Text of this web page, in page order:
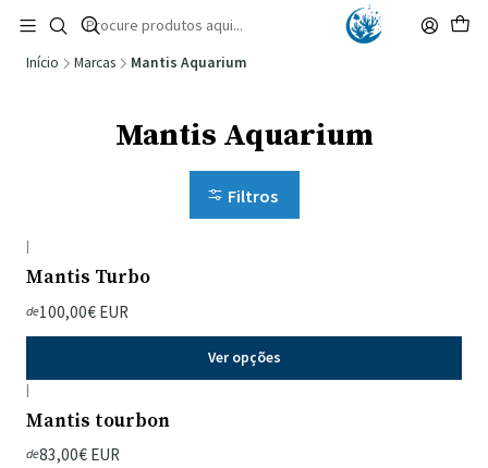
🚚 Portugal Continental: Portes Grátis desde 149,90€ (Envio extresso: 14,90€)
Ler mais
Início Marcas Mantis Aquarium
Mantis Aquarium
Filtros
|
Mantis Turbo
de100,00€ EUR
Ver opções
|
Mantis tourbon
de83,00€ EUR